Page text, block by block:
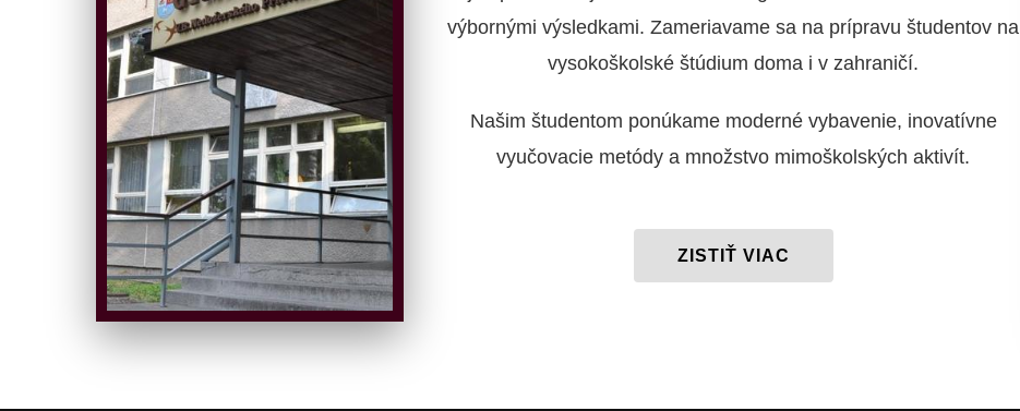
výbornými výsledkami. Zameriavame sa na prípravu študentov na
vysokoškolské štúdium doma i v zahraničí.
Našim študentom ponúkame moderné vybavenie, inovatívne
vyučovacie metódy a množstvo mimoškolských aktivít.
ZISTIŤ VIAC